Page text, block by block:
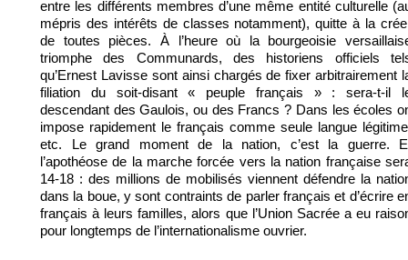
entre les différents membres d’une même entité culturelle
mépris des intérêts de classes notamment), quitte à la
de toutes pièces. À l’heure où la bourgeoisie
triomphe des Communards, des historiens officiels
qu’Ernest Lavisse sont ainsi chargés de fixer arbitrairement
filiation du soit-disant « peuple français » : sera-t-il
descendant des Gaulois, ou des Francs ? Dans les écoles
impose rapidement le français comme seule langue
etc. Le grand moment de la nation, c’est la guerre.
l’apothéose de la marche forcée vers la nation française
14-18 : des millions de mobilisés viennent défendre la
dans la boue, y sont contraints de parler français et d’écrire
français à leurs familles, alors que l’Union Sacrée a eu
pour longtemps de l’internationalisme ouvrier.